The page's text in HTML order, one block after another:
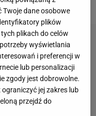
Twoje dane osobowe
plików
plikach do celów
wyświetlania
i preferencji w
lub personalizacji
zgody jest dobrowolne.
jej zakres lub
przejdź do